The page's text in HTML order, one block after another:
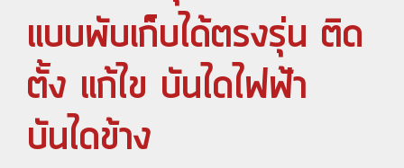
แบบพับเก็บได้ตรงรุ่น ติด
ตั้ง แก้ไข บันไดไฟฟ้า
บันไดข้าง